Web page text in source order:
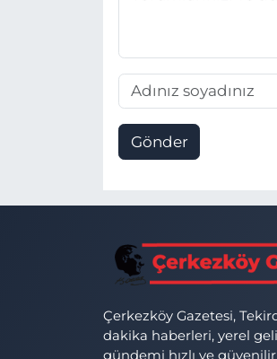
Gönder
Çerkezköy Gazetesi,
dakika haberleri, yerel
gündemi hızlı ve